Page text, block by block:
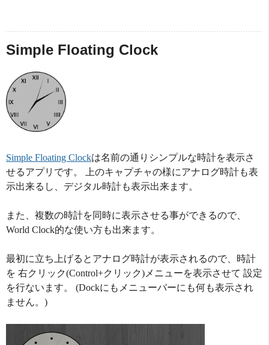
Simple Floating Clock
Simple Floating Clockは名前の通りシンプルな時計を表示さ
せるアプリです。 上のキャプチャの様にアナログ時計も表
示出来るし、デジタル時計も表示出来ます。
また、複数の時計を同時に表示させる事ができるので、
World Clock的な使い方も出来ます。
最初に立ち上げるとアナログ時計が表示されるので、時計
を 右クリック(Control+クリック)メニューを表示させて 設定
を行ないます。 (Dockにもメニューバーにも何も表示され
ません。)